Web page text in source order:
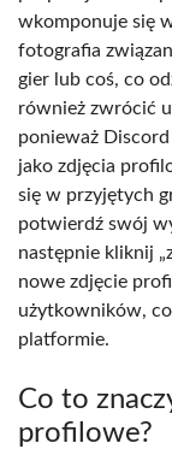
wkomponuje się
fotografia
gier lub coś, co
również zwrócić
ponieważ
jako zdjęcia
się w przyjętych
potwierdź swój
następnie kliknij
nowe zdjęcie
użytkowników,
platformie.
Co to
profilowe?